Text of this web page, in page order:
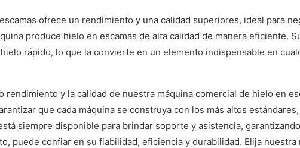
ofrece un rendimiento y una calidad superiores, ideal para
produce hielo en escamas de alta calidad de manera eficiente.
rápido, lo que la convierte en un elemento indispensable en
rendimiento y la calidad de nuestra máquina comercial de hielo en
que cada máquina se construya con los más altos
siempre disponible para brindar soporte y asistencia,
puede confiar en su fiabilidad, eficiencia y durabilidad. Elija